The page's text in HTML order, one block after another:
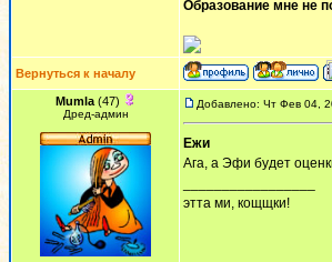
Образование мне не
Вернуться к началу
Mumla (47)
Дред-админ
Добавлено: Чт Фев 04,
Ежи
Ага, а Эфи будет
этта ми, кощщки!